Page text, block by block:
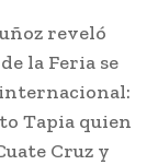
reveló
la Feria se
Tapia quien
Cruz y